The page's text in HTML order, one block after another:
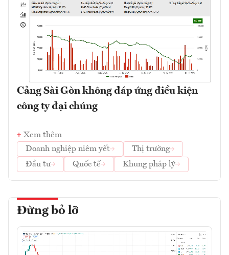
Cảng Sài Gòn không đáp ứng điều kiện
công ty đại chúng
Xem thêm
Doanh nghiệp niêm yết
Thị trường
Đầu tư
Quốc tế Khung pháp lý
Đừng bỏ lỡ